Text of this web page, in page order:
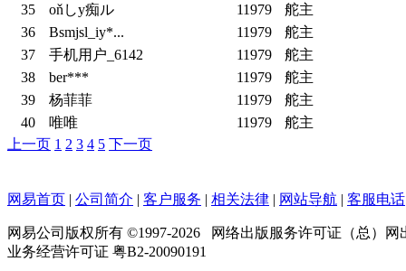
35
οňしy痴ル 11979
舵主
36
Bsmjsl_iy*... 11979
舵主
37
手机用户_6142 11979
舵主
38
ber*** 11979
舵主
39
杨菲菲 11979
舵主
40
唯唯 11979
舵主
上一页 1 2 3 4 5 下一页
网易首页 | 公司简介 | 客户服务 | 相关法律 | 网站导航 | 客服电话
网易公司版权所有 ©1997-2026 网络出版服务许可证（总）网
业务经营许可证 粤B2-20090191